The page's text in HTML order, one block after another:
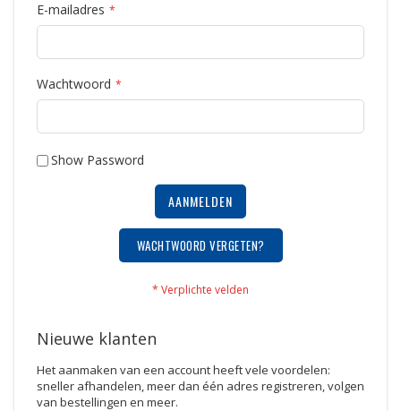
E-mailadres
Wachtwoord
Show Password
AANMELDEN
WACHTWOORD VERGETEN?
Nieuwe klanten
Het aanmaken van een account heeft vele voordelen:
sneller afhandelen, meer dan één adres registreren, volgen
van bestellingen en meer.